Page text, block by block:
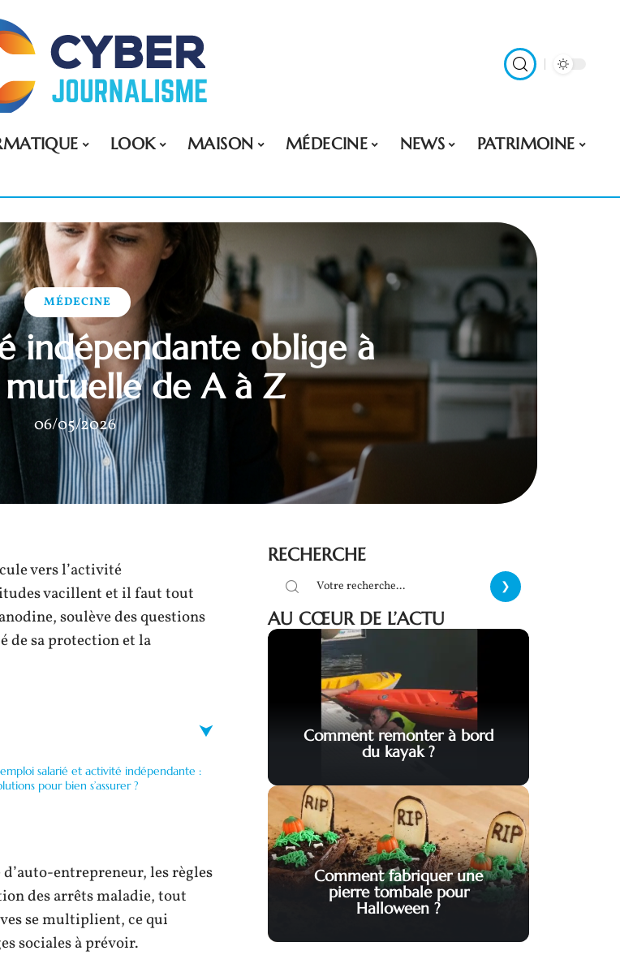
LOOK MAISON MÉDECINE NEWS
PATRIMOINE
MÉDECINE
indépendante oblige à
de A à Z
06/05/2026
vers l’activité
vacillent et il faut tout
soulève des questions
de sa protection et la
salarié et activité indépendante :
pour bien s’assurer ?
entrepreneur, les règles
des arrêts maladie, tout
se multiplient, ce qui
sociales à prévoir.
RECHERCHE
AU CŒUR DE L’ACTU
Comment remonter à bord
du kayak ?
Comment fabriquer une
pierre tombale pour
Halloween ?